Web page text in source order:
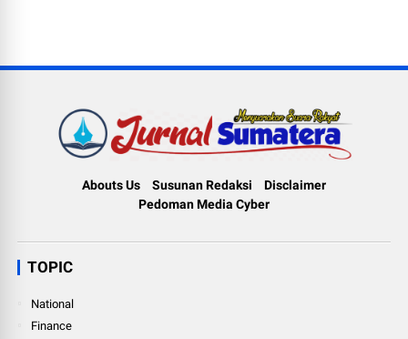
Abouts Us Susunan Redaksi
Disclaimer
Pedoman Media Cyber
TOPIC
National
Finance